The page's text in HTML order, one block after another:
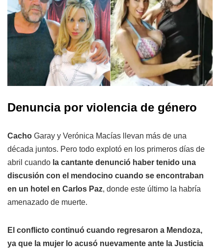
Denuncia por violencia de género
Cacho Garay y Verónica Macías llevan más de una
década juntos. Pero todo explotó en los primeros días de
abril cuando la cantante denunció haber tenido una
discusión con el mendocino cuando se encontraban
en un hotel en Carlos Paz, donde este último la habría
amenazado de muerte.
El conflicto continuó cuando regresaron a Mendoza,
ya que la mujer lo acusó nuevamente ante la Justicia